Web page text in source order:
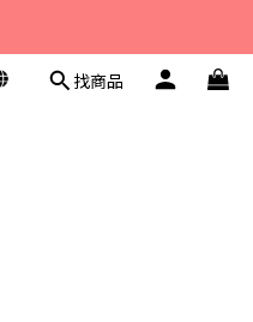
找商品